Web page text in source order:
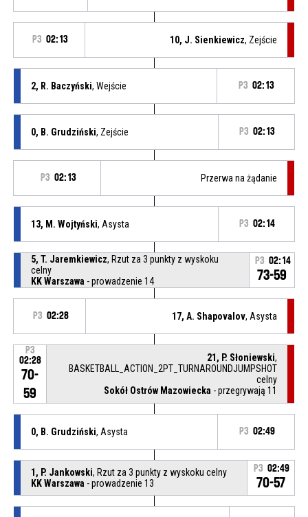
P3 02:13 10, J. Sienkiewicz, Zejście
2, R. Baczyński, Wejście P3 02:13
0, B. Grudziński, Zejście P3 02:13
P3 02:13 Przerwa na żądanie
13, M. Wojtyński, Asysta P3 02:14
5, T. Jaremkiewicz, Rzut za 3 punkty z wyskoku
celny
KK Warszawa - prowadzenie 14
P3 02:14
73-59
P3 02:28 17, A. Shapovalov, Asysta
P3
02:28
70-
59
21, P. Słoniewski,
BASKETBALL_ACTION_2PT_TURNAROUNDJUMPSHOT
celny
Sokół Ostrów Mazowiecka - przegrywają 11
0, B. Grudziński, Asysta P3 02:49
1, P. Jankowski, Rzut za 3 punkty z wyskoku celny
KK Warszawa - prowadzenie 13
P3 02:49
70-57